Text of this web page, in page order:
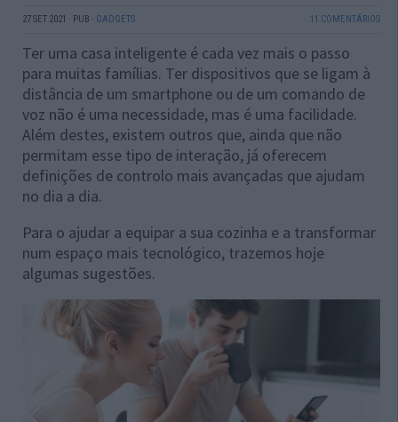
27 SET 2021 · PUB · GADGETS 11 COMENTÁRIOS
Ter uma casa inteligente é cada vez mais o passo
para muitas famílias. Ter dispositivos que se ligam à
distância de um smartphone ou de um comando de
voz não é uma necessidade, mas é uma facilidade.
Além destes, existem outros que, ainda que não
permitam esse tipo de interação, já oferecem
definições de controlo mais avançadas que ajudam
no dia a dia.
Para o ajudar a equipar a sua cozinha e a transformar
num espaço mais tecnológico, trazemos hoje
algumas sugestões.